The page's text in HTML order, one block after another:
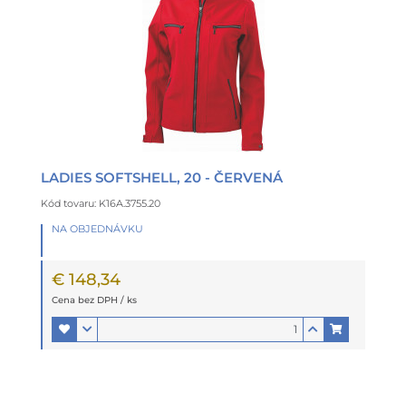
LADIES SOFTSHELL, 20 - ČERVENÁ
Kód tovaru: K16A.3755.20
NA OBJEDNÁVKU
€ 148,34
Cena bez DPH / ks